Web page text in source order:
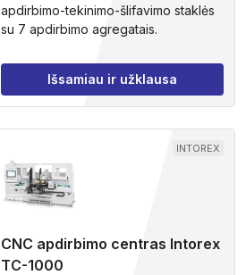
apdirbimo-tekinimo-šlifavimo staklės
su 7 apdirbimo agregatais.
Išsamiau ir užklausa
INTOREX
CNC apdirbimo centras Intorex
TC-1000